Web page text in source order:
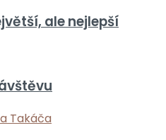
ale nejlepší